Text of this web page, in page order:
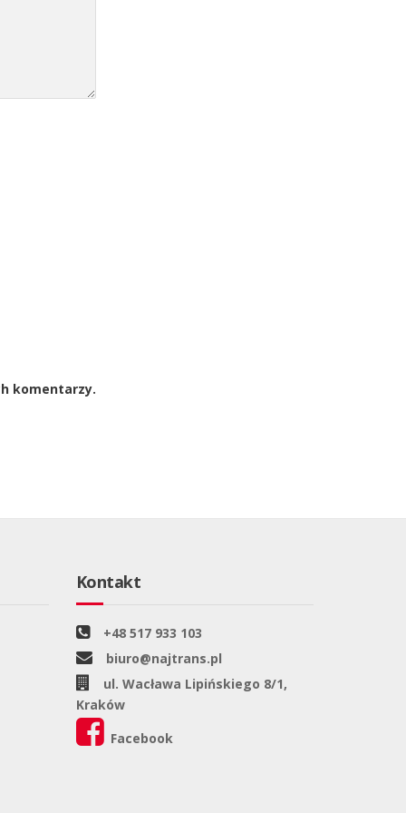
komentarzy.
Kontakt
+48 517 933 103
biuro@najtrans.pl
ul. Wacława Lipińskiego 8/1,
Kraków
Facebook